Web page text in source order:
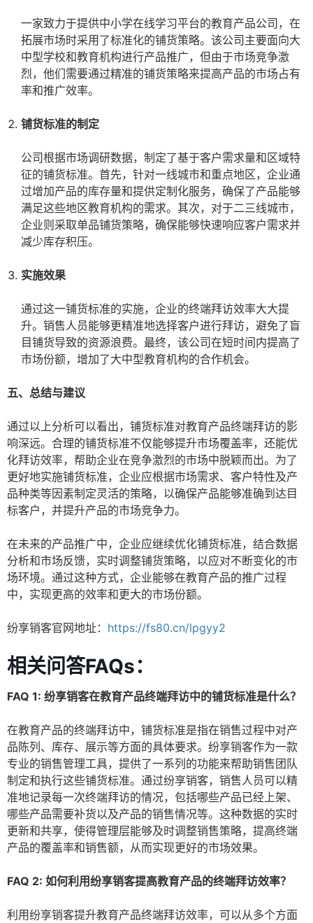
一家致力于提供中小学在线学习平台的教育产品公司，在
拓展市场时采用了标准化的铺货策略。该公司主要面向大
中型学校和教育机构进行产品推广，但由于市场竞争激
烈，他们需要通过精准的铺货策略来提高产品的市场占有
率和推广效率。
铺货标准的制定
公司根据市场调研数据，制定了基于客户需求量和区域特
征的铺货标准。首先，针对一线城市和重点地区，企业通
过增加产品的库存量和提供定制化服务，确保了产品能够
满足这些地区教育机构的需求。其次，对于二三线城市，
企业则采取单品铺货策略，确保能够快速响应客户需求并
减少库存积压。
实施效果
通过这一铺货标准的实施，企业的终端拜访效率大大提
升。销售人员能够更精准地选择客户进行拜访，避免了盲
目铺货导致的资源浪费。最终，该公司在短时间内提高了
市场份额，增加了大中型教育机构的合作机会。
五、总结与建议
通过以上分析可以看出，铺货标准对教育产品终端拜访的影
响深远。合理的铺货标准不仅能够提升市场覆盖率，还能优
化拜访效率，帮助企业在竞争激烈的市场中脱颖而出。为了
更好地实施铺货标准，企业应根据市场需求、客户特性及产
品种类等因素制定灵活的策略，以确保产品能够准确到达目
标客户，并提升产品的市场竞争力。
在未来的产品推广中，企业应继续优化铺货标准，结合数据
分析和市场反馈，实时调整铺货策略，以应对不断变化的市
场环境。通过这种方式，企业能够在教育产品的推广过程
中，实现更高的效率和更大的市场份额。
纷享销客官网地址： https://fs80.cn/lpgyy2
相关问答FAQs：
FAQ 1: 纷享销客在教育产品终端拜访中的铺货标准是什么？
在教育产品的终端拜访中，铺货标准是指在销售过程中对产
品陈列、库存、展示等方面的具体要求。纷享销客作为一款
专业的销售管理工具，提供了一系列的功能来帮助销售团队
制定和执行这些铺货标准。通过纷享销客，销售人员可以精
准地记录每一次终端拜访的情况，包括哪些产品已经上架、
哪些产品需要补货以及产品的销售情况等。这种数据的实时
更新和共享，使得管理层能够及时调整销售策略，提高终端
产品的覆盖率和销售额，从而实现更好的市场效果。
FAQ 2: 如何利用纷享销客提高教育产品的终端拜访效率？
利用纷享销客提升教育产品终端拜访效率，可以从多个方面